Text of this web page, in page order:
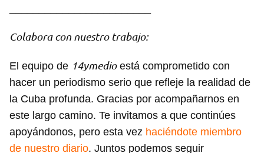
Colabora con nuestro trabajo:
El equipo de 14ymedioestá comprometido con
hacer un periodismo serio que refleje la realidad de
la Cuba profunda. Gracias por acompañarnos en
este largo camino. Te invitamos a que continúes
apoyándonos, pero esta vez haciéndote miembro
de nuestro diario. Juntos podemos seguir